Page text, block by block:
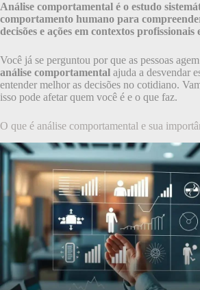
Análise comportamental é o estudo
comportamento humano para
decisões e ações em contextos profissionais
Você já se perguntou por que as pessoas
análise comportamental ajuda a desvendar
entender melhor as decisões no cotidiano.
isso pode afetar quem você é e o que faz.
O que é análise comportamental e sua